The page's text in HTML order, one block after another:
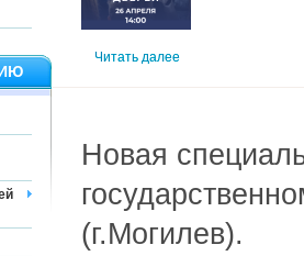
Читать далее
Новая
(г.Могилев).